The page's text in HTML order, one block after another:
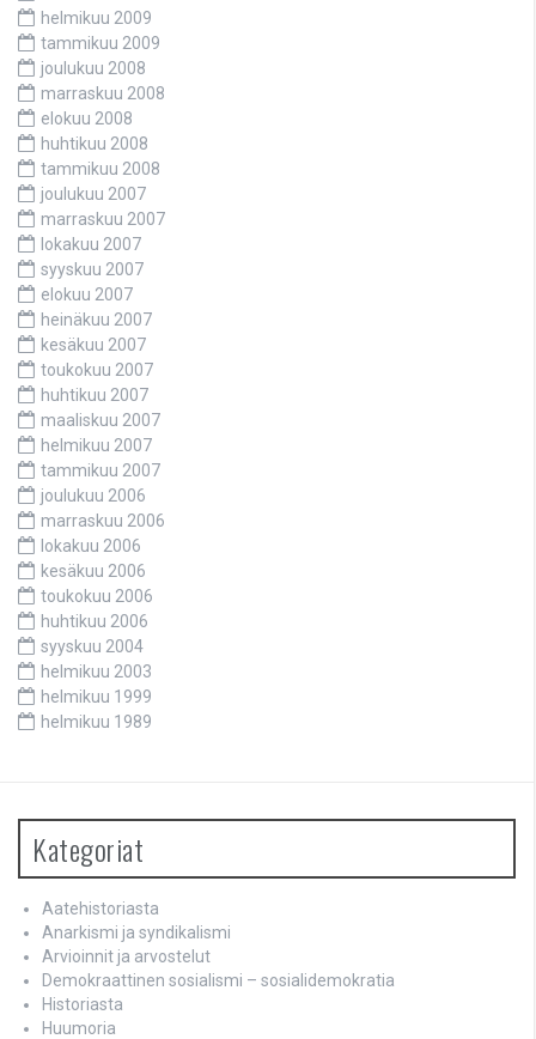
helmikuu 2009
tammikuu 2009
joulukuu 2008
marraskuu 2008
elokuu 2008
huhtikuu 2008
tammikuu 2008
joulukuu 2007
marraskuu 2007
lokakuu 2007
syyskuu 2007
elokuu 2007
heinäkuu 2007
kesäkuu 2007
toukokuu 2007
huhtikuu 2007
maaliskuu 2007
helmikuu 2007
tammikuu 2007
joulukuu 2006
marraskuu 2006
lokakuu 2006
kesäkuu 2006
toukokuu 2006
huhtikuu 2006
syyskuu 2004
helmikuu 2003
helmikuu 1999
helmikuu 1989
Kategoriat
Aatehistoriasta
Anarkismi ja syndikalismi
Arvioinnit ja arvostelut
Demokraattinen sosialismi – sosialidemokratia
Historiasta
Huumoria